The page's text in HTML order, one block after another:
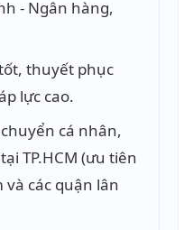
- Ngân hàng,
thuyết phục
lực cao.
cá nhân,
TP.HCM (ưu tiên
các quận lân